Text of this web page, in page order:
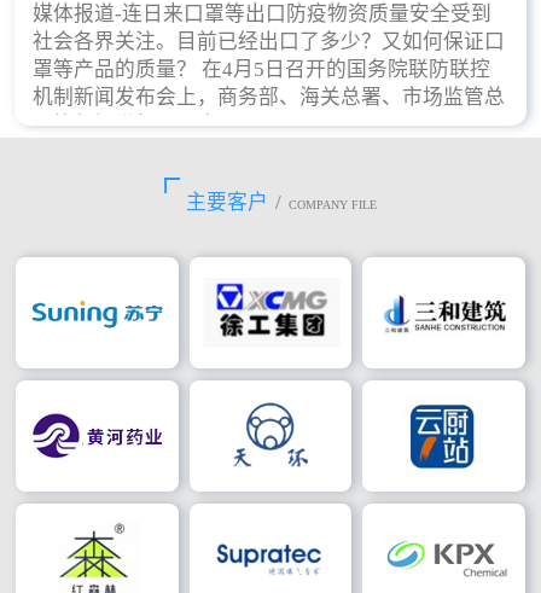
媒体报道-连日来口罩等出口防疫物资质量安全受到
社会各界关注。目前已经出口了多少？又如何保证口
罩等产品的质量？ 在4月5日召开的国务院联防联控
机制新闻发布会上，商务部、海关总署、市场监管总
局等部门进行了回应。
主要客户 / COMPANY FILE